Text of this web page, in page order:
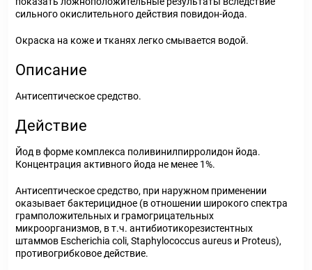
сильного окислительного действия повидон-йода.
Окраска на коже и тканях легко смывается водой.
Описание
Антисептическое средство.
Действие
Йод в форме комплекса поливинилпирролидон йода.
Концентрация активного йода не менее 1%.
Антисептическое средство, при наружном применении
оказывает бактерицидное (в отношении широкого спектра
грамположительных и грамогрицательных
микроорганизмов, в т.ч. антибиотикорезистентных
штаммов Escherichia coli, Staphylococcus aureus и Proteus),
противогрибковое действие.